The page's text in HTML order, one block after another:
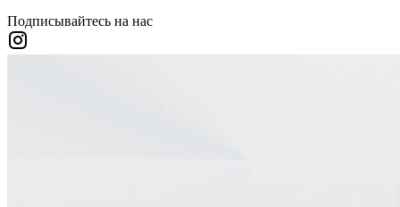
Подписывайтесь на нас